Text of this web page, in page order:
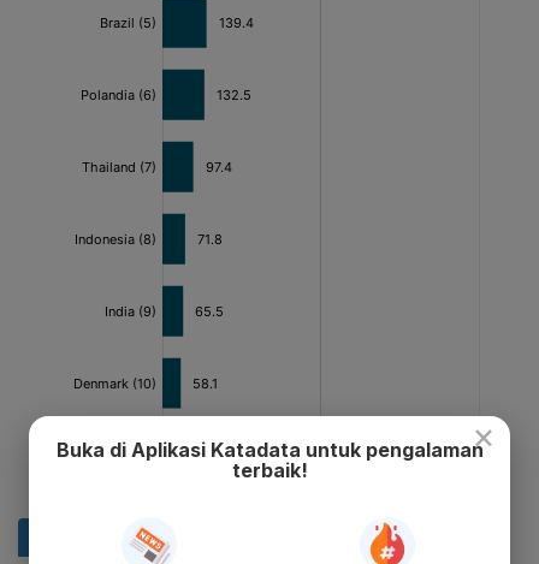
×
Buka di Aplikasi Katadata untuk pengalaman
terbaik!